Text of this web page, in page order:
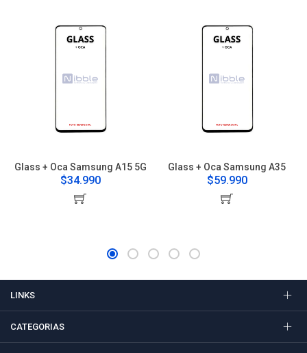
Glass + Oca Samsung A15 5G
$34.990
Glass + Oca Samsung A35
$59.990
LINKS
CATEGORIAS